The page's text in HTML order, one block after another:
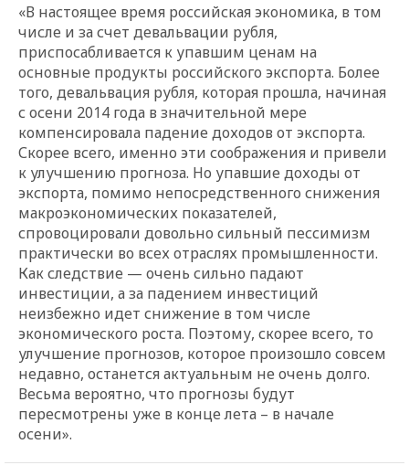
«В настоящее время российская экономика, в том
числе и за счет девальвации рубля,
приспосабливается к упавшим ценам на
основные продукты российского экспорта. Более
того, девальвация рубля, которая прошла, начиная
с осени 2014 года в значительной мере
компенсировала падение доходов от экспорта.
Скорее всего, именно эти соображения и привели
к улучшению прогноза. Но упавшие доходы от
экспорта, помимо непосредственного снижения
макроэкономических показателей,
спровоцировали довольно сильный пессимизм
практически во всех отраслях промышленности.
Как следствие — очень сильно падают
инвестиции, а за падением инвестиций
неизбежно идет снижение в том числе
экономического роста. Поэтому, скорее всего, то
улучшение прогнозов, которое произошло совсем
недавно, останется актуальным не очень долго.
Весьма вероятно, что прогнозы будут
пересмотрены уже в конце лета – в начале
осени».